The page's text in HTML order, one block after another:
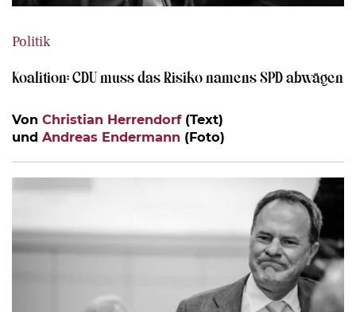
Politik
Koalition: CDU muss das Risiko namens SPD abwägen
Von Christian Herrendorf(Text)
und Andreas Endermann (Foto)